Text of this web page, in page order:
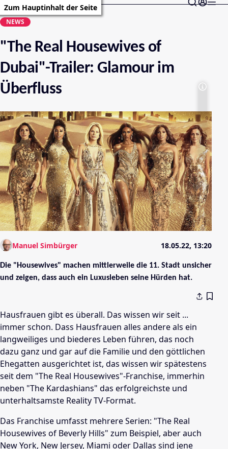
Zum Hauptinhalt der Seite
NEWS
"The Real Housewives of
Dubai"-Trailer: Glamour im
Überfluss
Manuel Simbürger 18.05.22, 13:20
Die "Housewives" machen mittlerweile die 11. Stadt unsicher
und zeigen, dass auch ein Luxusleben seine Hürden hat.
Hausfrauen gibt es überall. Das wissen wir seit ...
immer schon. Dass Hausfrauen alles andere als ein
langweiliges und biederes Leben führen, das noch
dazu ganz und gar auf die Familie und den göttlichen
Ehegatten ausgerichtet ist, das wissen wir spätestens
seit dem "The Real Housewives"-Franchise, immerhin
neben "The Kardashians" das erfolgreichste und
unterhaltsamste Reality TV-Format.
Das Franchise umfasst mehrere Serien: "The Real
Housewives of Beverly Hills" zum Beispiel, aber auch
New York, New Jersey, Miami oder Dallas sind jene